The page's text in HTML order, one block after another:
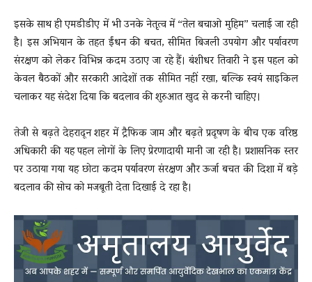
इसके साथ ही एमडीडीए में भी उनके नेतृत्व में “तेल बचाओ मुहिम” चलाई जा रही
है। इस अभियान के तहत ईंधन की बचत, सीमित बिजली उपयोग और पर्यावरण
संरक्षण को लेकर विभिन्न कदम उठाए जा रहे हैं। बंशीधर तिवारी ने इस पहल को
केवल बैठकों और सरकारी आदेशों तक सीमित नहीं रखा, बल्कि स्वयं साइकिल
चलाकर यह संदेश दिया कि बदलाव की शुरुआत खुद से करनी चाहिए।
तेजी से बढ़ते देहरादून शहर में ट्रैफिक जाम और बढ़ते प्रदूषण के बीच एक वरिष्ठ
अधिकारी की यह पहल लोगों के लिए प्रेरणादायी मानी जा रही है। प्रशासनिक स्तर
पर उठाया गया यह छोटा कदम पर्यावरण संरक्षण और ऊर्जा बचत की दिशा में बड़े
बदलाव की सोच को मजबूती देता दिखाई दे रहा है।